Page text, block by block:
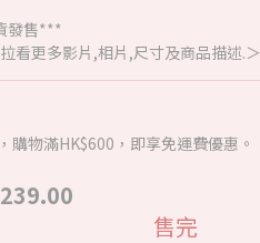
發售***
看更多影片,相片,尺寸及商品描述.＞
購物滿HK$600，即享免運費優惠。
售完